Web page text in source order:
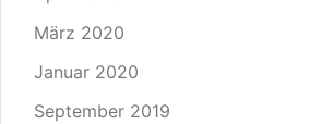
März 2020
Januar 2020
September 2019